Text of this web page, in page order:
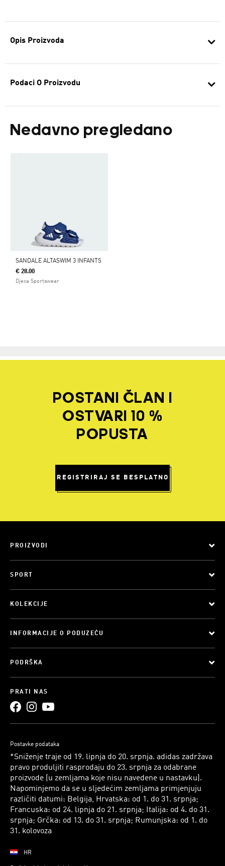
Opis Proizvoda
Podaci O Proizvodu
Nedavno pregledano
SANDALE ALTASWIM 3 INFANTS
€ 28.00
Djeca Sportswear
POSTANI ČLAN I
OSTVARI 10 %
POPUSTA
REGISTRIRAJ SE BESPLATNO
PROIZVODI
SPORT
KOLEKCIJE
INFORMACIJE O PODUZEĆU
PODRŠKA
PRATI NAS
Postavke podataka
*Sniženje traje od 19. lipnja do 20. srpnja. adidas zadržava
pravo produljiti rasprodaju do 23. srpnja za odabrane
proizvode (u zemljama koje nisu navedene u nastavku).
Napominjemo da se u sljedećim zemljama primjenjuju
različiti datumi: Belgija, Hrvatska: od 1. do 31. srpnja;
Francuska: od 24. lipnja do 21. srpnja; Italija: od 4. do 31.
srpnja; Grčka: od 13. do 31. srpnja; Rumunjska: od 1. do
31. kolovoza
HR